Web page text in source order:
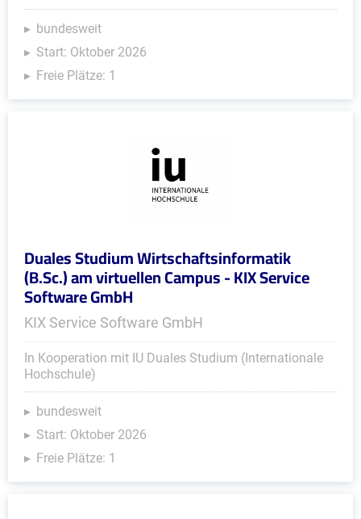
bundesweit
Start: Oktober 2026
Freie Plätze: 1
Duales Studium Wirtschaftsinformatik
(B.Sc.) am virtuellen Campus - KIX Service
Software GmbH
KIX Service Software GmbH
In Kooperation mit IU Duales Studium (Internationale
Hochschule)
bundesweit
Start: Oktober 2026
Freie Plätze: 1